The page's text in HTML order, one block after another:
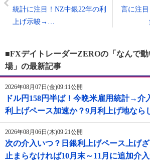
統計に注目！NZ中銀22年の利
上げ示唆→…
言に注
■FXデイトレーダーZEROの「なんで動
場」の最新記事
2026年08月07日(金)09:11公開
ドル円158円半ば！今晩米雇用統計→介
利上げペース加速か？9月利上げ地なら
2026年08月06日(木)09:21公開
次の介入いつ？日銀利上げペース上げ
止まらなければ10月末～11月に追加介